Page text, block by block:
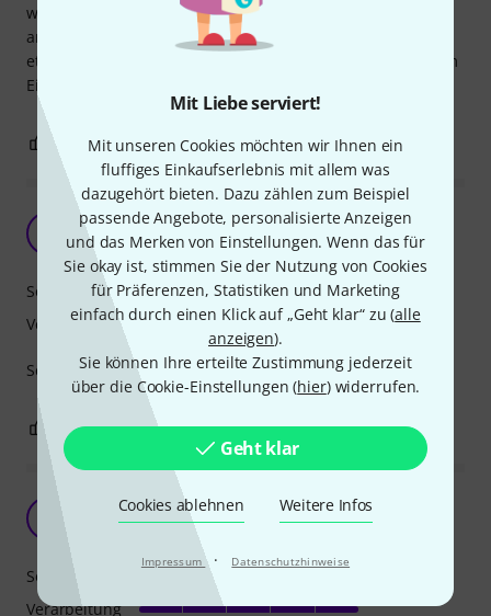
Mit Liebe serviert!
Mit unseren Cookies möchten wir Ihnen ein
fluffiges Einkaufserlebnis mit allem was
dazugehört bieten. Dazu zählen zum Beispiel
passende Angebote, personalisierte Anzeigen
und das Merken von Einstellungen. Wenn das für
Sie okay ist, stimmen Sie der Nutzung von Cookies
für Präferenzen, Statistiken und Marketing
einfach durch einen Klick auf „Geht klar“ zu (alle
anzeigen).
Sie können Ihre erteilte Zustimmung jederzeit
über die Cookie-Einstellungen (hier) widerrufen.
Geht klar
Cookies ablehnen Weitere Infos
Impressum · Datenschutzhinweise
wäre bequemer, weil es am Fuß- bzw. Handgelenk nicht so
arg fest sitzen würde. Den Glöckchensound hatte ich mir
etwas "voller" vorgestellt, aber mit mehreren Ankle Bells im
Einsatz oder z. B. mal nur mit Shakern zusammen ist es ok.
0 0 BEWERTUNG MELDEN
Glöckchen
Esjot 24.05.2020
Schöne Teile, die zun, was sie tun sollen...
Sound
Verarbeitung
0 BEWERTUNG MELDEN
Toller Sound
Musikmoni 01.10.2022
Sound
Verarbeitung